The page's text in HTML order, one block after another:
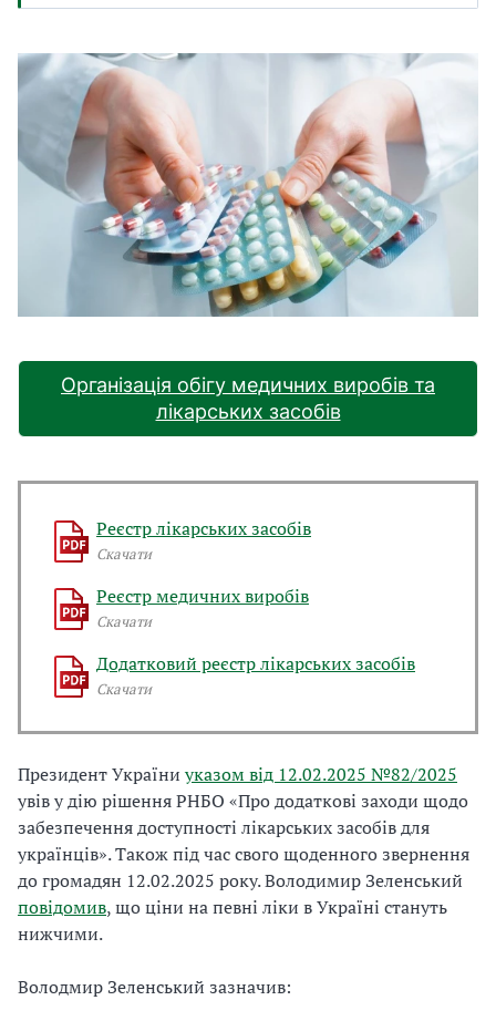
Організація обігу медичних виробів та
лікарських засобів
Реєстр лікарських засобів
Скачати
Реєстр медичних виробів
Скачати
Додатковий реєстр лікарських засобів
Скачати
Президент України указом від 12.02.2025 №82/2025
увів у дію рішення РНБО «Про додаткові заходи щодо
забезпечення доступності лікарських засобів для
українців». Також під час свого щоденного звернення
до громадян 12.02.2025 року.Володимир Зеленський
повідомив, що ціни на певні ліки в Україні стануть
нижчими.
Володмир Зеленський зазначив: